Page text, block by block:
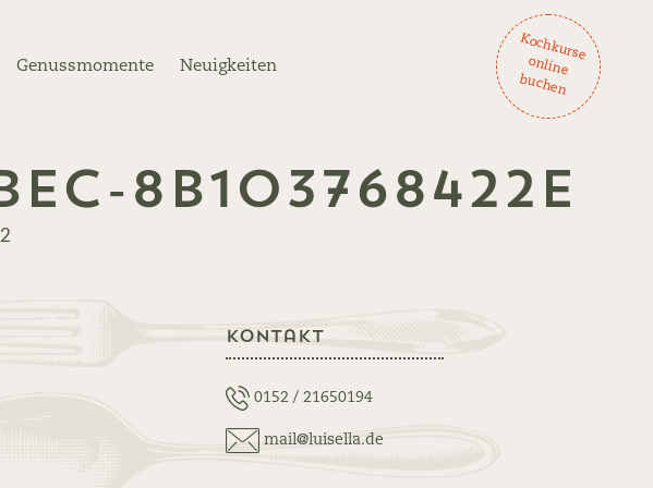
Genussmomente Neuigkeiten
K
och
ku
rse
on
lin
e
bu
ch
en
8B103768422E
Kontakt
0152 / 21650194
mail@luisella.de